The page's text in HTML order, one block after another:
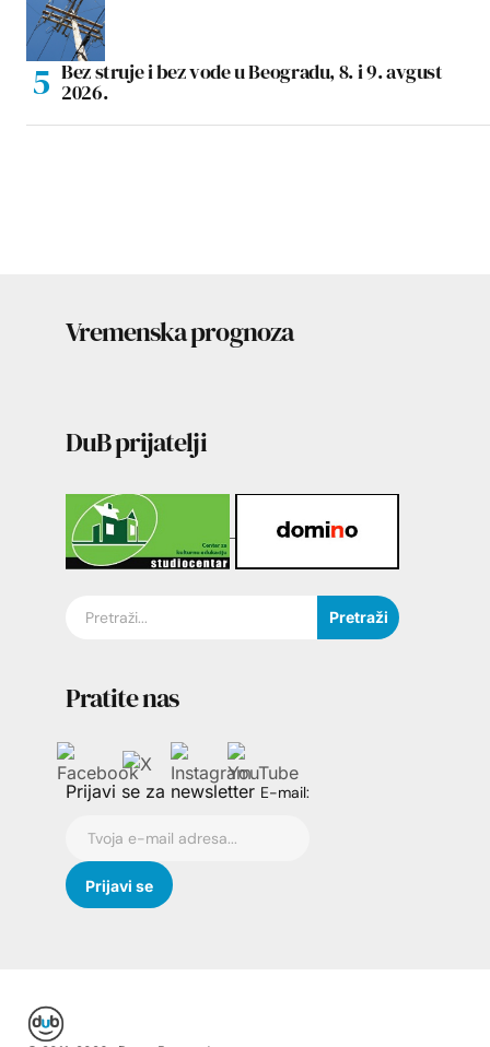
Bez struje i bez vode u Beogradu, 8. i 9. avgust
2026.
Vremenska prognoza
DuB prijatelji
Pretraži
Pratite nas
Prijavi se za newsletter E-mail: